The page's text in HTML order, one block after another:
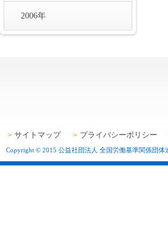
2006年
サイトマップ プライバシーポリシー
Copyright © 2015 公益社団法人 全国労働基準関係団体